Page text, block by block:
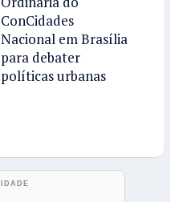
ConCidades
Nacional em Brasília
para debater
políticas urbanas